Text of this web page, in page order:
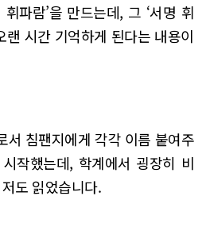
파람’을 만드는데, 그 ‘서명 휘
랜 시간 기억하게 된다는 내용이
서 침팬지에게 각각 이름 붙여주
작했는데, 학계에서 굉장히 비
도 읽었습니다.